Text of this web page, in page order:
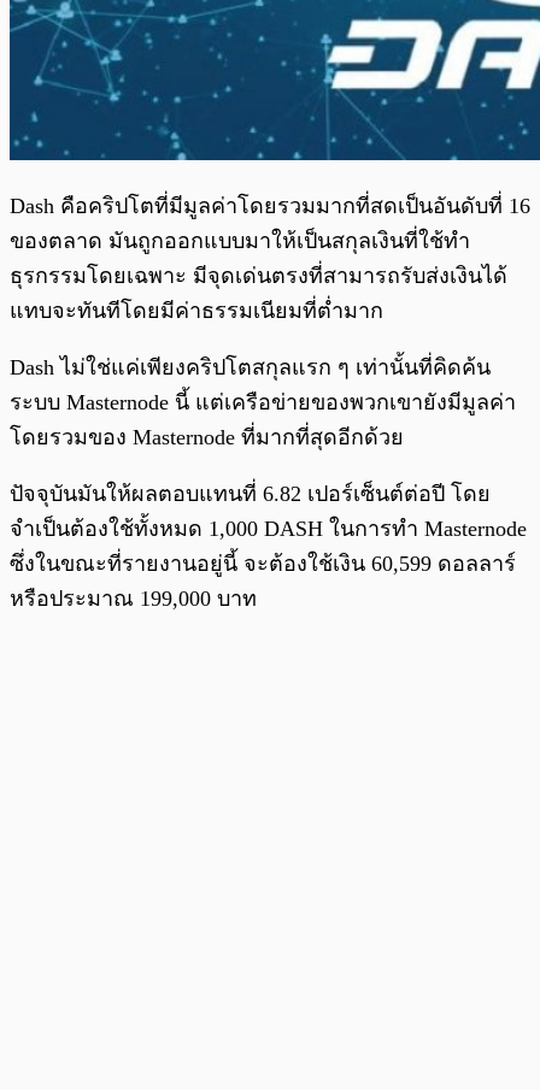
Dash คือคริปโตที่มีมูลค่าโดยรวมมากที่สดเป็นอันดับที่ 16
ของตลาด มันถูกออกแบบมาให้เป็นสกุลเงินที่ใช้ทำ
ธุรกรรมโดยเฉพาะ มีจุดเด่นตรงที่สามารถรับส่งเงินได้
แทบจะทันทีโดยมีค่าธรรมเนียมที่ต่ำมาก
Dash ไม่ใช่แค่เพียงคริปโตสกุลแรก ๆ เท่านั้นที่คิดค้น
ระบบ Masternode นี้ แต่เครือข่ายของพวกเขายังมีมูลค่า
โดยรวมของ Masternode ที่มากที่สุดอีกด้วย
ปัจจุบันมันให้ผลตอบแทนที่ 6.82 เปอร์เซ็นต์ต่อปี โดย
จำเป็นต้องใช้ทั้งหมด 1,000 DASH ในการทำ Masternode
ซึ่งในขณะที่รายงานอยู่นี้ จะต้องใช้เงิน 60,599 ดอลลาร์
หรือประมาณ 199,000 บาท